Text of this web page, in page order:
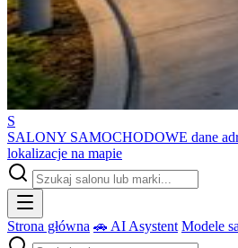
S
SALONY SAMOCHODOWE dane
lokalizacje na mapie
Strona główna 🚗 AI Asystent Modele